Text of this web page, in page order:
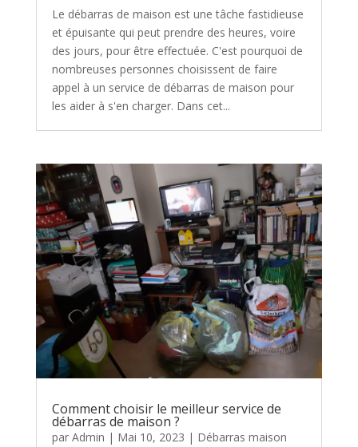
Le débarras de maison est une tâche fastidieuse
et épuisante qui peut prendre des heures, voire
des jours, pour être effectuée. C'est pourquoi de
nombreuses personnes choisissent de faire
appel à un service de débarras de maison pour
les aider à s'en charger. Dans cet...
Comment choisir le meilleur service de
débarras de maison ?
par Admin | Mai 10, 2023 | Débarras maison